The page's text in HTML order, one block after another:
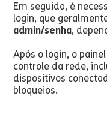
Em seguida, é
login, que
admin/senha,
Após o login, o
controle da rede,
dispositivos
bloqueios.